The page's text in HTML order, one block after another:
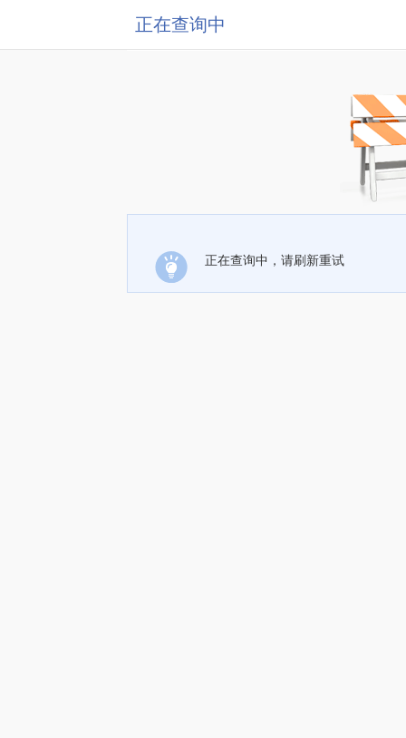
正在查询中
正在查询中，请刷新重试